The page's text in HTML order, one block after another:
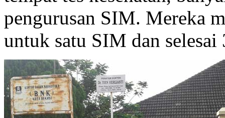
pengurusan SIM. Mereka
untuk satu SIM dan selesai